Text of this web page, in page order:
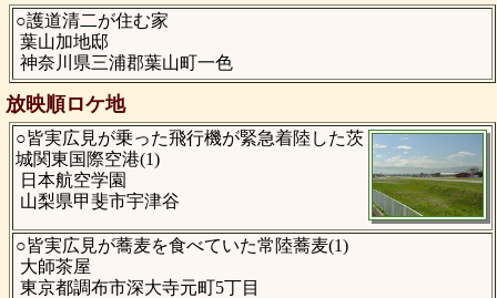
○護道清二が住む家
葉山加地邸
神奈川県三浦郡葉山町一色
放映順ロケ地
○皆実広⾒が乗った飛行機が緊急着陸した茨
城関東国際空港(1)
日本航空学園
山梨県甲斐市宇津谷
○皆実広⾒が蕎麦を食べていた常陸蕎麦(1)
大師茶屋
東京都調布市深大寺元町5丁目